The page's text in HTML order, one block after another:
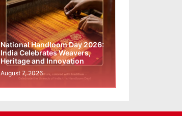
National Handloom Day 2026:
India Celebrates Weavers,
Heritage and Innovation
August 7, 2026